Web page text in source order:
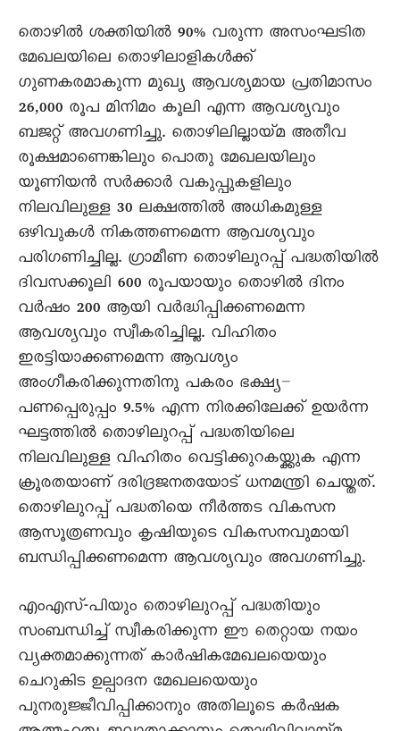
തൊഴിൽ ശക്തിയിൽ 90% വരുന്ന അസംഘടിത
മേഖലയിലെ തൊഴിലാളികൾക്ക്
ഗുണകരമാകുന്ന മുഖ്യ ആവശ്യമായ പ്രതിമാസം
26,000 രൂപ മിനിമം കൂലി എന്ന ആവശ്യവും
ബജറ്റ് അവഗണിച്ചു. തൊഴിലില്ലായ്മ അതീവ
രൂക്ഷമാണെങ്കിലും പൊതു മേഖലയിലും
യൂണിയൻ സർക്കാർ വകുപ്പുകളിലും
നിലവിലുള്ള 30 ലക്ഷത്തിൽ അധികമുള്ള
ഒഴിവുകൾ നികത്തണമെന്ന ആവശ്യവും
പരിഗണിച്ചില്ല. ഗ്രാമീണ തൊഴിലുറപ്പ് പദ്ധതിയിൽ
ദിവസക്കൂലി 600 രൂപയായും തൊഴിൽ ദിനം
വർഷം 200 ആയി വർദ്ധിപ്പിക്കണമെന്ന
ആവശ്യവും സ്വീകരിച്ചില്ല. വിഹിതം
ഇരട്ടിയാക്കണമെന്ന ആവശ്യം
അംഗീകരിക്കുന്നതിനു പകരം ഭക്ഷ്യ–
പണപ്പെരുപ്പം 9.5% എന്ന നിരക്കിലേക്ക് ഉയർന്ന
ഘട്ടത്തിൽ തൊഴിലുറപ്പ് പദ്ധതിയിലെ
നിലവിലുള്ള വിഹിതം വെട്ടിക്കുറകയ്ക്കുക എന്ന
ക്രൂരതയാണ് ദരിദ്രജനതയോട് ധനമന്ത്രി ചെയ്തത്.
തൊഴിലുറപ്പ് പദ്ധതിയെ നീർത്തട വികസന
ആസൂത്രണവും കൃഷിയുടെ വികസനവുമായി
ബന്ധിപ്പിക്കണമെന്ന ആവശ്യവും അവഗണിച്ചു.
എംഎസ്-പിയും തൊഴിലുറപ്പ് പദ്ധതിയും
സംബന്ധിച്ച് സ്വീകരിക്കുന്ന ഈ തെറ്റായ നയം
വ്യക്തമാക്കുന്നത് കാർഷികമേഖലയെയും
ചെറുകിട ഉല്പാദന മേഖലയെയും
പുനരുജ്ജീവിപ്പിക്കാനും അതിലൂടെ കർഷക